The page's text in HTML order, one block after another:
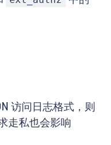
访问日志格式，则
走私也会影响